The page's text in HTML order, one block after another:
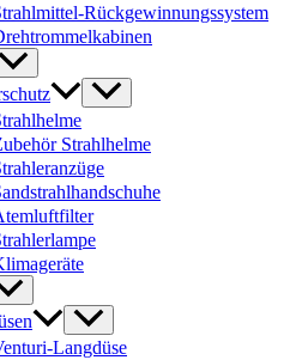
Rückgewinnungssystem
Strahlhelme
Langdüse